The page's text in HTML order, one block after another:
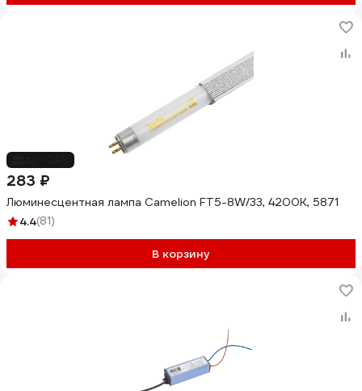
283 ₽
Люминесцентная лампа Camelion FT5-8W/33, 4200K, 5871
4.4(81)
В корзину